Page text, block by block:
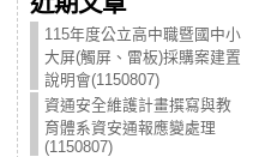
115年度公立高中職暨國中小
大屏(觸屏、雷板)採購案建置
說明會(1150807)
資通安全維護計畫撰寫與教
育體系資安通報應變處理
(1150807)